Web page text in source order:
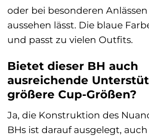
oder bei besonderen
aussehen lässt. Die blaue
und passt zu vielen Outfits.
Bietet dieser BH auch
ausreichende
größere Cup-Größen?
Ja, die Konstruktion des
BHs ist darauf ausgelegt,